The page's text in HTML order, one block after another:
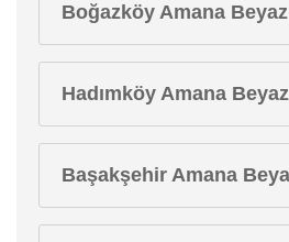
Boğazköy Amana
Hadımköy Amana
Başakşehir Amana